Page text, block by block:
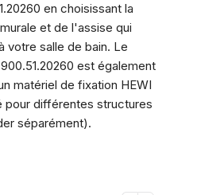
en choisissant la
et de l'assise qui
votre salle de bain. Le
est également
matériel de fixation HEWI
différentes structures
séparément).